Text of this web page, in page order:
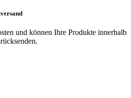
und können Ihre Produkte innerhalb